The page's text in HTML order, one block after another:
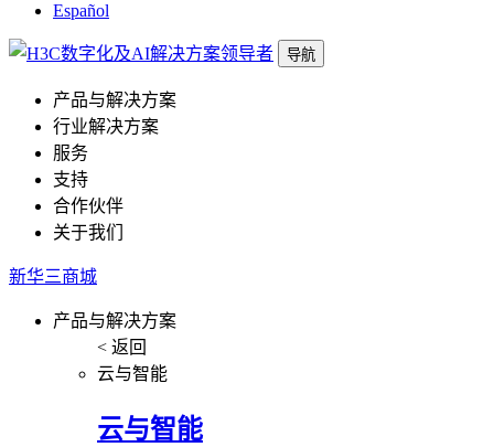
Español
导航
产品与解决方案
行业解决方案
服务
支持
合作伙伴
关于我们
新华三商城
产品与解决方案
< 返回
云与智能
云与智能